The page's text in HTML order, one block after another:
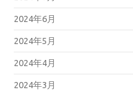
2024年6月
2024年5月
2024年4月
2024年3月